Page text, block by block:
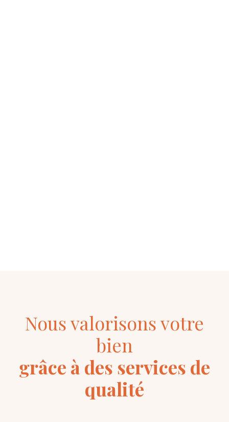
Nous valorisons votre
bien
grâce à des services de
qualité